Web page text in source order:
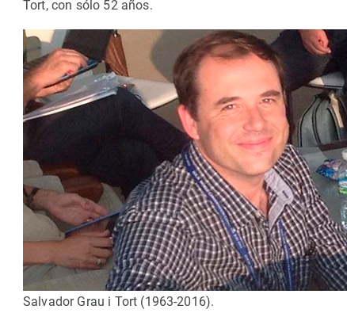
Tort, con sólo 52 años.
Salvador Grau i Tort (1963-2016).